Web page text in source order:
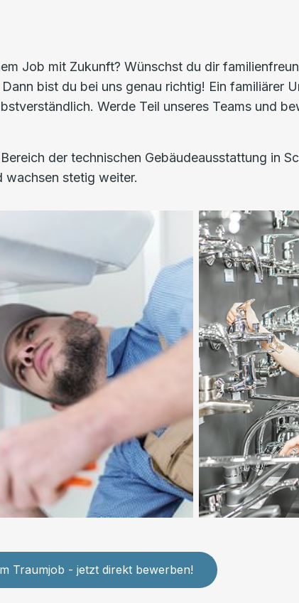
Job mit Zukunft? Wünschst du dir
bist du bei uns genau richtig! Ein familiärer
Werde Teil unseres Teams und
der technischen Gebäudeausstattung in
wachsen stetig weiter.
Traumjob - jetzt direkt bewerben!